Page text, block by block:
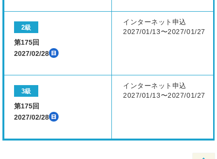
2級
第175回
2027/02/28
インターネット申込
2027/01/13〜2027/01/27
3級
第175回
2027/02/28
インターネット申込
2027/01/13〜2027/01/27